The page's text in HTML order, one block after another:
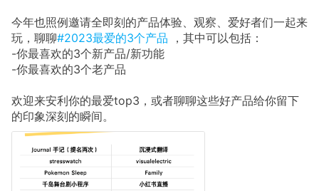
今年也照例邀请全即刻的产品体验、观察、爱好者们一起来
玩，聊聊#2023最爱的3个产品
，其中可以包括：
-你最喜欢的3个新产品/新功能
-你最喜欢的3个老产品
欢迎来安利你的最爱top3，或者聊聊这些好产品给你留下
的印象深刻的瞬间。